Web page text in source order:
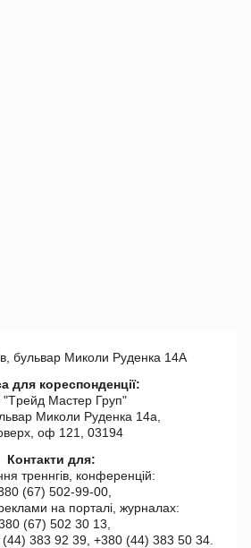
бульвар Миколи Руденка 14А
для кореспонденції:
Мастер Груп"
Миколи Руденка 14а,
оф 121, 03194
Контакти для:
треннгів, конференцій:
(67) 502-99-00,
на порталі, журналах:
(67) 502 30 13,
(44) 383 92 39, +380 (44) 383 50 34.